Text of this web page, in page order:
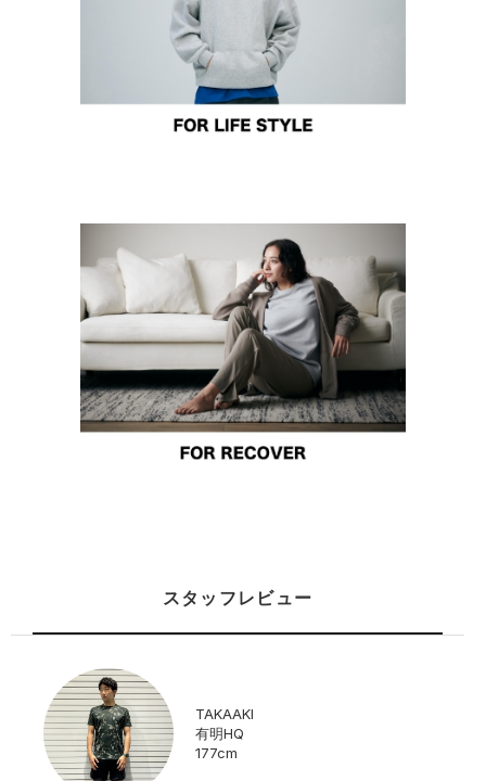
スタッフレビュー
TAKAAKI
有明HQ
177cm